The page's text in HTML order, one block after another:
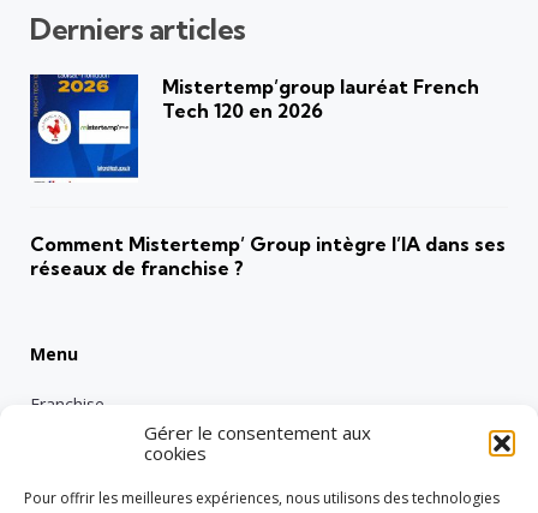
Gérer le consentement aux
cookies
Pour offrir les meilleures expériences, nous utilisons des technologies
Derniers articles
Mistertemp’group lauréat French
Tech 120 en 2026
Comment Mistertemp’ Group intègre l’IA dans ses
réseaux de franchise ?
Menu
Franchise